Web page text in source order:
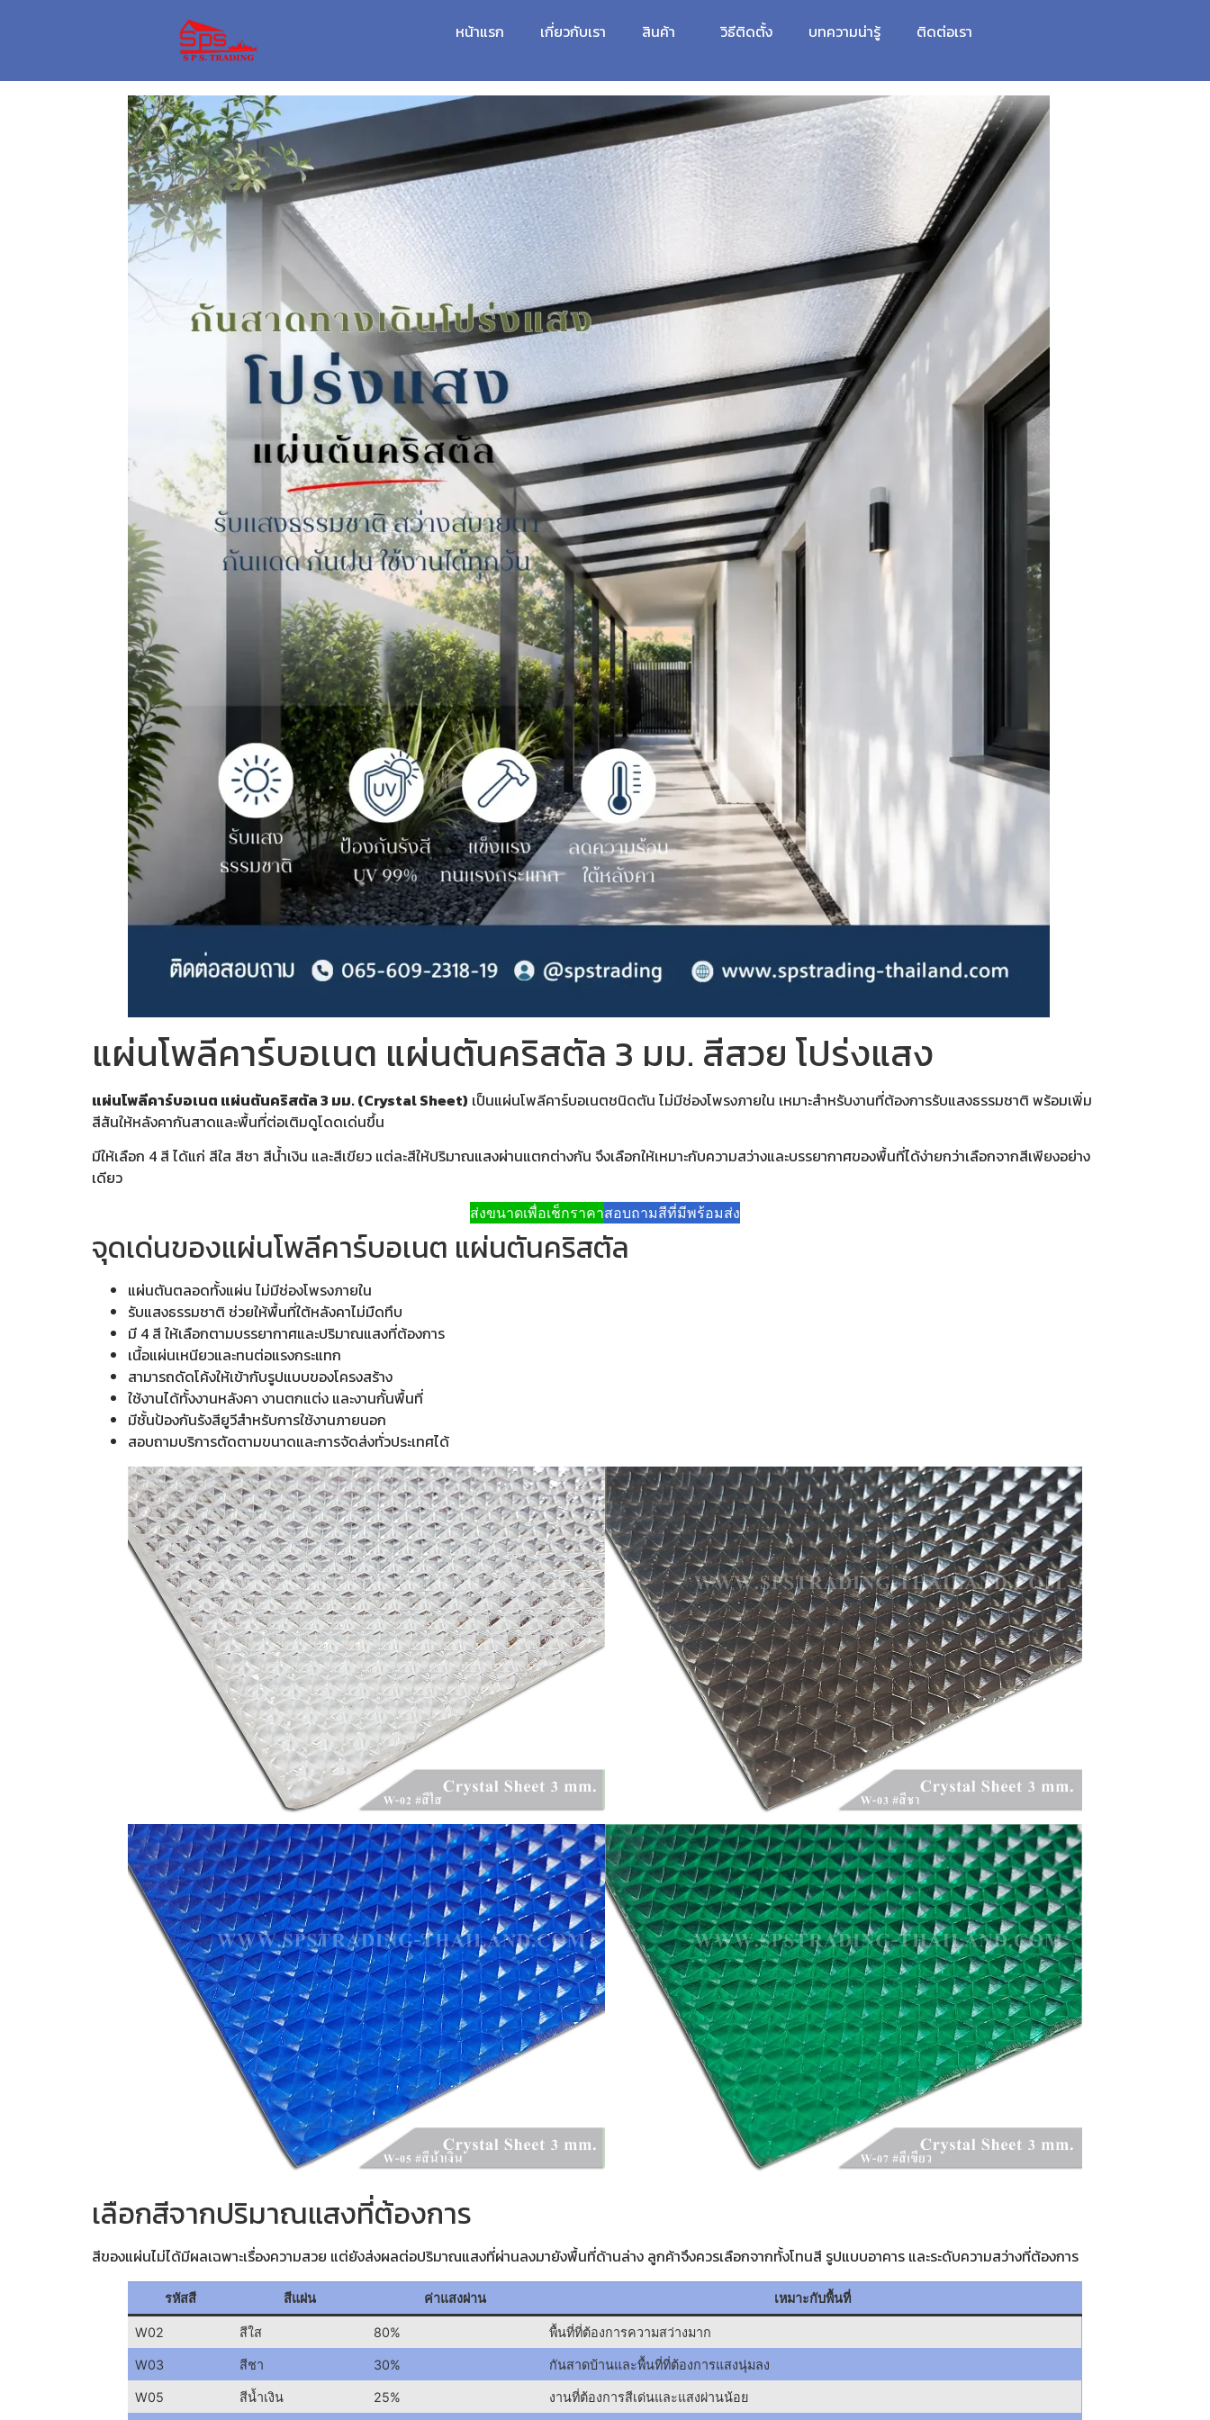
หน้าแรก เกี่ยวกับเรา สินค้า วิธีติดตั้ง บทความน่ารู้ ติดต่อเรา
แผ่นโพลีคาร์บอเนต แผ่นตันคริสตัล 3 มม. สีสวย โปร่งแสง
แผ่นโพลีคาร์บอเนต แผ่นตันคริสตัล 3 มม. (Crystal Sheet) เป็นแผ่นโพลีคาร์บอเนตชนิดตัน ไม่มีช่องโพรงภายใน เหมาะสำหรับงานที่ต้องการรับแสงธรรมชาติ พร้อมเพิ่ม
สีสันให้หลังคากันสาดและพื้นที่ต่อเติมดูโดดเด่นขึ้น
มีให้เลือก 4 สี ได้แก่ สีใส สีชา สีน้ำเงิน และสีเขียว แต่ละสีให้ปริมาณแสงผ่านแตกต่างกัน จึงเลือกให้เหมาะกับความสว่างและบรรยากาศของพื้นที่ได้ง่ายกว่าเลือกจากสีเพียงอย่าง
เดียว
ส่งขนาดเพื่อเช็กราคาสอบถามสีที่มีพร้อมส่ง
จุดเด่นของแผ่นโพลีคาร์บอเนต แผ่นตันคริสตัล
แผ่นตันตลอดทั้งแผ่น ไม่มีช่องโพรงภายใน
รับแสงธรรมชาติ ช่วยให้พื้นที่ใต้หลังคาไม่มืดทึบ
มี 4 สี ให้เลือกตามบรรยากาศและปริมาณแสงที่ต้องการ
เนื้อแผ่นเหนียวและทนต่อแรงกระแทก
สามารถดัดโค้งให้เข้ากับรูปแบบของโครงสร้าง
ใช้งานได้ทั้งงานหลังคา งานตกแต่ง และงานกั้นพื้นที่
มีชั้นป้องกันรังสียูวีสำหรับการใช้งานภายนอก
สอบถามบริการตัดตามขนาดและการจัดส่งทั่วประเทศได้
เลือกสีจากปริมาณแสงที่ต้องการ
สีของแผ่นไม่ได้มีผลเฉพาะเรื่องความสวย แต่ยังส่งผลต่อปริมาณแสงที่ผ่านลงมายังพื้นที่ด้านล่าง ลูกค้าจึงควรเลือกจากทั้งโทนสี รูปแบบอาคาร และระดับความสว่างที่ต้องการ
รหัสสี สีแผ่น ค่าแสงผ่าน เหมาะกับพื้นที่
W02 สีใส 80% พื้นที่ที่ต้องการความสว่างมาก
W03 สีชา 30% กันสาดบ้านและพื้นที่ที่ต้องการแสงนุ่มลง
W05 สีน้ำเงิน 25% งานที่ต้องการสีเด่นและแสงผ่านน้อย